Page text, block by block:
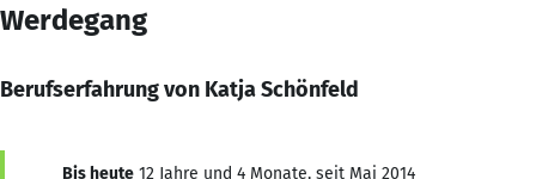
Werdegang
Berufserfahrung von Katja Schönfeld
Bis heute 12 Jahre und 4 Monate, seit Mai 2014